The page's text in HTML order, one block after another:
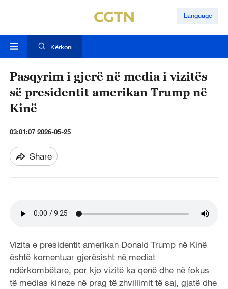
Language
Kërkoni
Pasqyrim i gjerë në media i vizitës
së presidentit amerikan Trump në
Kinë
03:01:07 2026-05-25
Share
Vizita e presidentit amerikan Donald Trump në Kinë
është komentuar gjerësisht në mediat
ndërkombëtare, por kjo vizitë ka qenë dhe në fokus
të medias kineze në prag të zhvillimit të saj, gjatë dhe